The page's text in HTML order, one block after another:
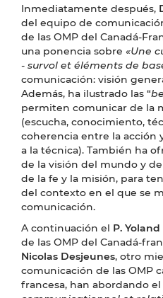
Inmediatamente después,
del equipo de
de las OMP del Canadá-
una ponencia sobre «Une
- survol et éléments de
comunicación: visión
Además, ha ilustrado las “
permiten comunicar de la
(escucha, conocimiento,
coherencia entre la acción
a la técnica). También ha
de la visión del mundo y
de la fe y la misión, para
del contexto en el que se
comunicación.
A continuación el P.
de las OMP del Canadá-
Nicolas Desjeunes, otro
comunicación de las OMP
francesa, han abordando